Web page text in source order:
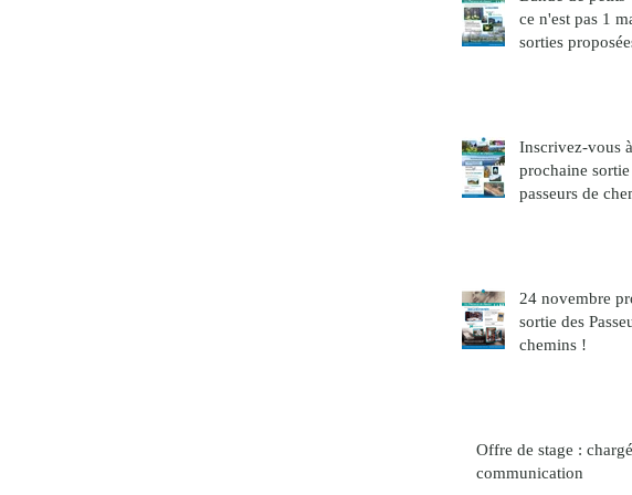
ce n'est pas 1
sorties
Inscrivez-vous
prochaine sortie
passeurs de
24 novembre
sortie des
chemins !
Offre de stage :
communication